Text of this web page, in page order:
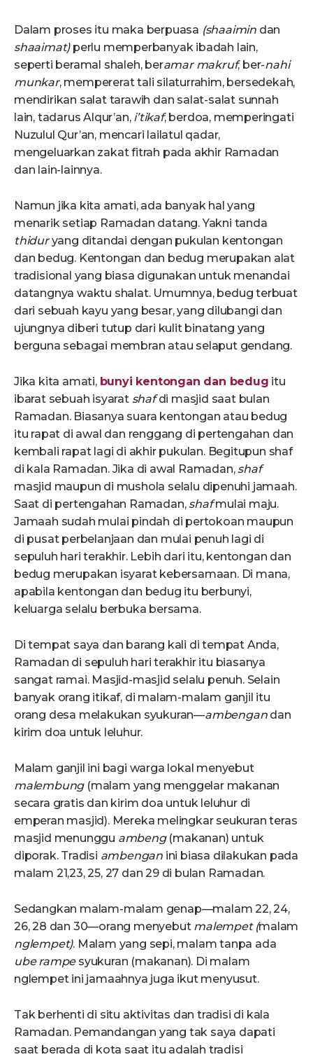
Dalam proses itu maka berpuasa (shaaimin dan
shaaimat)perlu memperbanyak ibadah lain,
seperti beramal shaleh, beramar makruf, ber-nahi
munkar, mempererat tali silaturrahim, bersedekah,
mendirikan salat tarawih dan salat-salat sunnah
lain, tadarus Alqur’an, i’tikaf, berdoa, memperingati
Nuzulul Qur’an, mencari lailatul qadar,
mengeluarkan zakat fitrah pada akhir Ramadan
dan lain-lainnya.
Namun jika kita amati, ada banyak hal yang
menarik setiap Ramadan datang. Yakni tanda
thiduryang ditandai dengan pukulan kentongan
dan bedug. Kentongan dan bedug merupakan alat
tradisional yang biasa digunakan untuk menandai
datangnya waktu shalat. Umumnya, bedug terbuat
dari sebuah kayu yang besar, yang dilubangi dan
ujungnya diberi tutup dari kulit binatang yang
berguna sebagai membran atau selaput gendang.
Jika kita amati, bunyi kentongan dan bedug itu
ibarat sebuah isyarat shafdi masjid saat bulan
Ramadan. Biasanya suara kentongan atau bedug
itu rapat di awal dan renggang di pertengahan dan
kembali rapat lagi di akhir pukulan. Begitupun shaf
di kala Ramadan. Jika di awal Ramadan, shaf
masjid maupun di mushola selalu dipenuhi jamaah.
Saat di pertengahan Ramadan, shafmulai maju.
Jamaah sudah mulai pindah di pertokoan maupun
di pusat perbelanjaan dan mulai penuh lagi di
sepuluh hari terakhir. Lebih dari itu, kentongan dan
bedug merupakan isyarat kebersamaan. Di mana,
apabila kentongan dan bedug itu berbunyi,
keluarga selalu berbuka bersama.
Di tempat saya dan barang kali di tempat Anda,
Ramadan di sepuluh hari terakhir itu biasanya
sangat ramai. Masjid-masjid selalu penuh. Selain
banyak orang itikaf, di malam-malam ganjil itu
orang desa melakukan syukuran—ambengan dan
kirim doa untuk leluhur.
Malam ganjil ini bagi warga lokal menyebut
malembung(malam yang menggelar makanan
secara gratis dan kirim doa untuk leluhur di
emperan masjid). Mereka melingkar seukuran teras
masjid menunggu ambeng(makanan) untuk
diporak. Tradisi ambengan ini biasa dilakukan pada
malam 21,23, 25, 27 dan 29 di bulan Ramadan.
Sedangkan malam-malam genap—malam 22, 24,
26, 28 dan 30—orang menyebut malempet (malam
nglempet). Malam yang sepi, malam tanpa ada
ube rampesyukuran (makanan). Di malam
nglempet ini jamaahnya juga ikut menyusut.
Tak berhenti di situ aktivitas dan tradisi di kala
Ramadan. Pemandangan yang tak saya dapati
saat berada di kota saat itu adalah tradisi